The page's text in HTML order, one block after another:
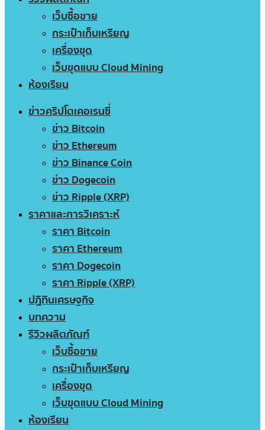
เว็บซื้อขาย
กระเป๋าเก็บเหรียญ
เครื่องขุด
เว็บขุดแบบ Cloud Mining
ห้องเรียน
ข่าวคริปโตเคอเรนซี่
ข่าว Bitcoin
ข่าว Ethereum
ข่าว Binance Coin
ข่าว Dogecoin
ข่าว Ripple (XRP)
ราคาและการวิเคราะห์
ราคา Bitcoin
ราคา Ethereum
ราคา Dogecoin
ราคา Ripple (XRP)
ปฏิทินเศรษฐกิจ
บทความ
รีวิวผลิตภัณฑ์
เว็บซื้อขาย
กระเป๋าเก็บเหรียญ
เครื่องขุด
เว็บขุดแบบ Cloud Mining
ห้องเรียน